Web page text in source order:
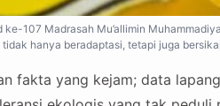
107 Madrasah Mu’allimin
hanya beradaptasi, tetapi juga
fakta yang kejam; data